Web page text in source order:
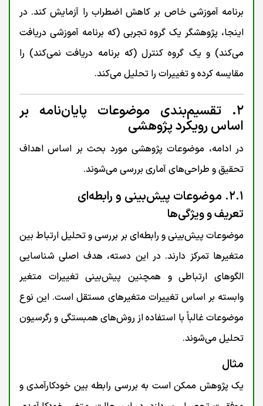
برنامه آموزشی خاص بر کاهش اضطراب را آزمایش کند. در
اینجا، پژوهشگر یک گروه تجربی (که برنامه آموزشی دریافت
می‌کند) و یک گروه کنترل (که برنامه دریافت نمی‌کند) را
مقایسه کرده و تغییرات را تحلیل می‌کند.
۲. تقسیم‌بندی موضوعات پایان‌نامه بر
اساس رویکرد پژوهشی
در ادامه، موضوعات پژوهشی مورد بحث بر اساس اهداف
تحقیق و طراحی‌های آماری بررسی می‌شوند.
۲.۱. موضوعات پیش‌بینی و رابطه‌ای
تعریف و ویژگی‌ها
موضوعات پیش‌بینی و رابطه‌ای بر بررسی و تحلیل ارتباط بین
متغیرها تمرکز دارند. در این دسته، هدف اصلی شناسایی
الگوهای ارتباطی و همچنین پیش‌بینی تغییرات متغیر
وابسته بر اساس تغییرات متغیرهای مستقل است. این نوع
موضوعات غالباً با استفاده از روش‌های همبستگی و رگرسیون
تحلیل می‌شوند.
مثال
یک پژوهش ممکن است به بررسی رابطه بین خودکارآمدی و